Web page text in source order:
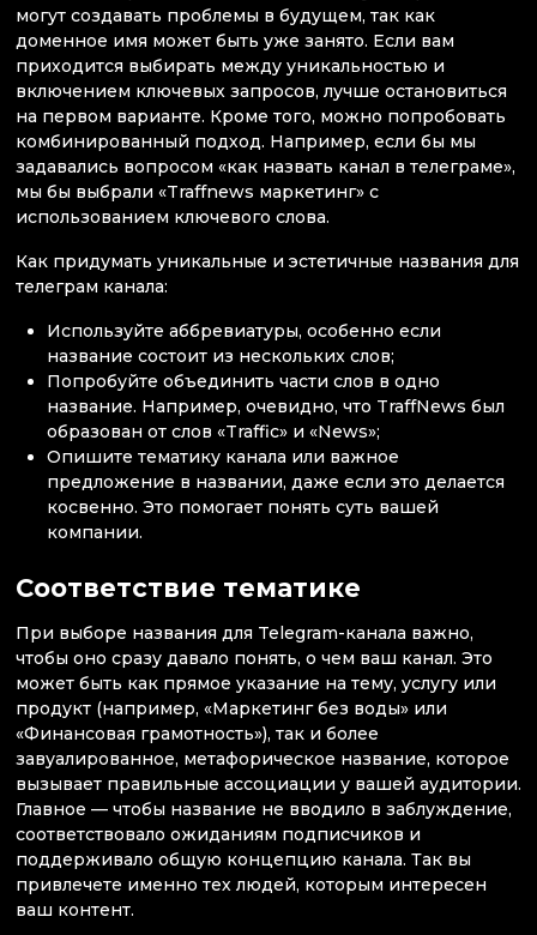
могут создавать проблемы в будущем, так как
доменное имя может быть уже занято. Если вам
приходится выбирать между уникальностью и
включением ключевых запросов, лучше остановиться
на первом варианте. Кроме того, можно попробовать
комбинированный подход. Например, если бы мы
задавались вопросом «как назвать канал в телеграме»,
мы бы выбрали «Traffnews маркетинг» с
использованием ключевого слова.
Как придумать уникальные и эстетичные названия для
телеграм канала:
Используйте аббревиатуры, особенно если
название состоит из нескольких слов;
Попробуйте объединить части слов в одно
название. Например, очевидно, что TraffNews был
образован от слов «Traffic» и «News»;
Опишите тематику канала или важное
предложение в названии, даже если это делается
косвенно. Это помогает понять суть вашей
компании.
Соответствие тематике
При выборе названия для Telegram-канала важно,
чтобы оно сразу давало понять, о чем ваш канал. Это
может быть как прямое указание на тему, услугу или
продукт (например, «Маркетинг без воды» или
«Финансовая грамотность»), так и более
завуалированное, метафорическое название, которое
вызывает правильные ассоциации у вашей аудитории.
Главное — чтобы название не вводило в заблуждение,
соответствовало ожиданиям подписчиков и
поддерживало общую концепцию канала. Так вы
привлечете именно тех людей, которым интересен
ваш контент.